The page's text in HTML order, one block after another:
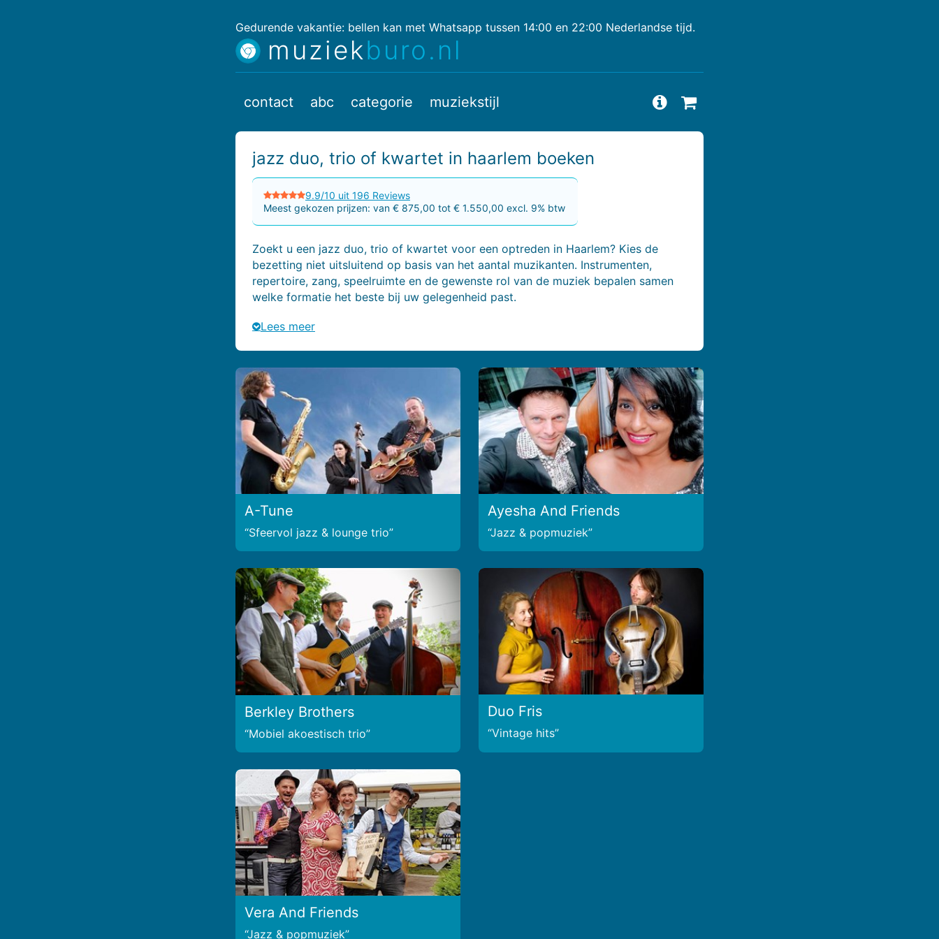
Gedurende vakantie: bellen kan met Whatsapp tussen 14:00 en 22:00 Nederlandse tijd.
muziekburo.nl
jazz duo, trio of kwartet in haarlem boeken
9.9/10 uit 196 Reviews
Meest gekozen prijzen: van € 875,00 tot € 1.550,00 excl. 9% btw
Zoekt u een jazz duo, trio of kwartet voor een optreden in Haarlem? Kies de
bezetting niet uitsluitend op basis van het aantal muzikanten. Instrumenten,
repertoire, zang, speelruimte en de gewenste rol van de muziek bepalen samen
welke formatie het beste bij uw gelegenheid past.
Lees meer
A-Tune
Sfeervol jazz & lounge trio
Ayesha And Friends
Jazz & popmuziek
Berkley Brothers
Mobiel akoestisch trio
Duo Fris
Vintage hits
Vera And Friends
Jazz & popmuziek
contact abc categorie muziekstijl Vragen en antwoorden bekijken
Beschikbaarheid aanvragen